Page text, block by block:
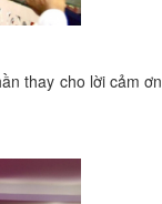
thay cho lời cảm ơn